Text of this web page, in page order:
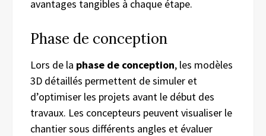
avantages tangibles à chaque étape.
Phase de conception
Lors de la phase de conception, les modèles
3D détaillés permettent de simuler et
d’optimiser les projets avant le début des
travaux. Les concepteurs peuvent visualiser le
chantier sous différents angles et évaluer